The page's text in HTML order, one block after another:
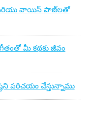
వాయిస్ పాజ్‌లతో
మీ కథకు జీవం
పరిచయం చేస్తున్నాము